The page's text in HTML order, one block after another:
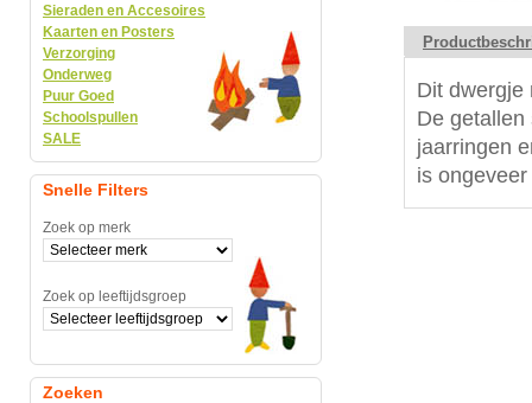
Dit dwergje
De
jaarringen
is
Sieraden en Accesoires
Kaarten en Posters
Verzorging
Onderweg
Puur Goed
Schoolspullen
SALE
Snelle Filters
Zoek op merk
Zoek op leeftijdsgroep
Zoeken